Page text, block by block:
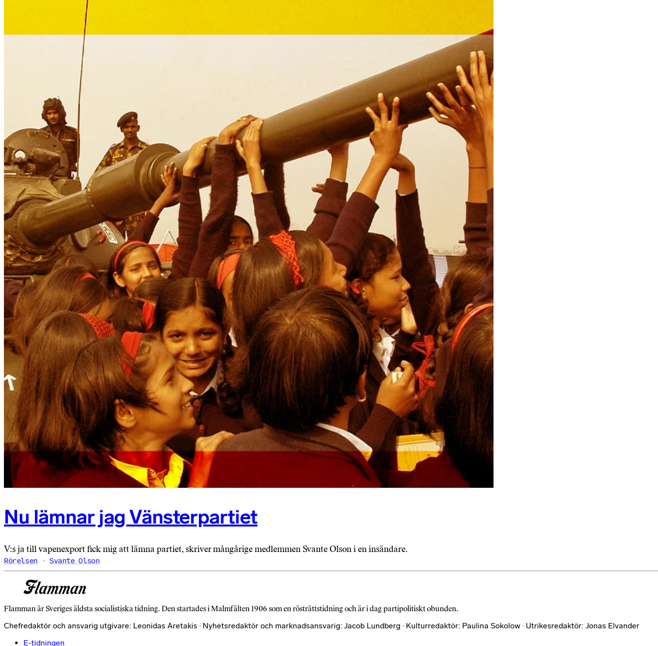
Nu lämnar jag Vänsterpartiet
V:s ja till vapenexport fick mig att lämna partiet, skriver mångårige medlemmen Svante Olson i en insändare.
Rörelsen Svante Olson
Flamman är Sveriges äldsta socialistiska tidning. Den startades i Malmfälten 1906 som en rösträttstidning och är i dag partipolitiskt obunden.
Chefredaktör och ansvarig utgivare: Leonidas Aretakis · Nyhetsredaktör och marknadsansvarig: Jacob Lundberg · Kulturredaktör: Paulina Sokolow · Utrikesredaktör: Jonas Elvander
E-tidningen